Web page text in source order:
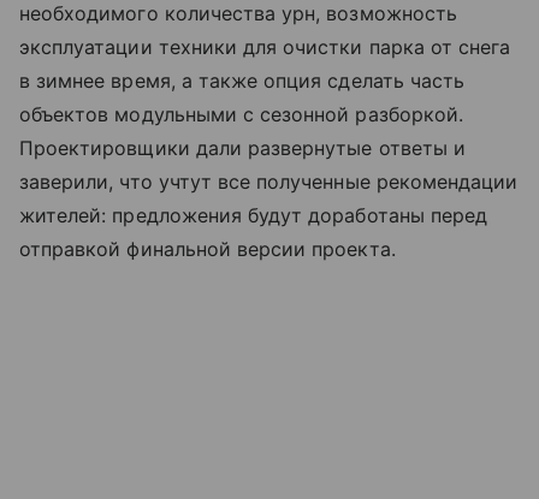
необходимого количества урн, возможность
эксплуатации техники для очистки парка от снега
в зимнее время, а также опция сделать часть
объектов модульными с сезонной разборкой.
Проектировщики дали развернутые ответы и
заверили, что учтут все полученные рекомендации
жителей: предложения будут доработаны перед
отправкой финальной версии проекта.